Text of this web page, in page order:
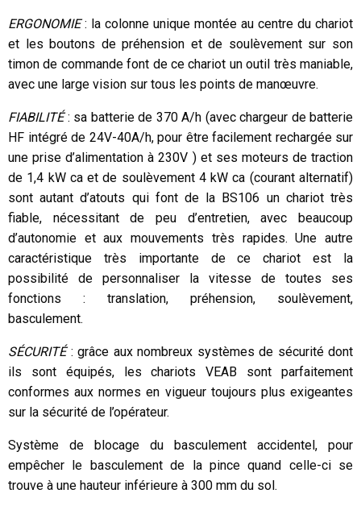
ERGONOMIE: la colonne unique montée au centre du chariot
et les boutons de préhension et de soulèvement sur son
timon de commande font de ce chariot un outil très maniable,
avec une large vision sur tous les points de manœuvre.
FIABILITÉ: sa batterie de 370 A/h (avec chargeur de batterie
HF intégré de 24V-40A/h, pour être facilement rechargée sur
une prise d’alimentation à 230V ) et ses moteurs de traction
de 1,4 kW ca et de soulèvement 4 kW ca (courant alternatif)
sont autant d’atouts qui font de la BS106 un chariot très
fiable, nécessitant de peu d’entretien, avec beaucoup
d’autonomie et aux mouvements très rapides. Une autre
caractéristique très importante de ce chariot est la
possibilité de personnaliser la vitesse de toutes ses
fonctions : translation, préhension, soulèvement,
basculement.
SÉCURITÉ: grâce aux nombreux systèmes de sécurité dont
ils sont équipés, les chariots VEAB sont parfaitement
conformes aux normes en vigueur toujours plus exigeantes
sur la sécurité de l’opérateur.
Système de blocage du basculement accidentel, pour
empêcher le basculement de la pince quand celle-ci se
trouve à une hauteur inférieure à 300 mm du sol.